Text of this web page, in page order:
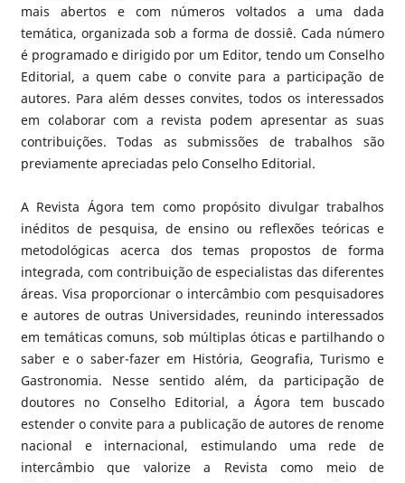
mais abertos e com números voltados a uma dada
temática, organizada sob a forma de dossiê. Cada número
é programado e dirigido por um Editor, tendo um Conselho
Editorial, a quem cabe o convite para a participação de
autores. Para além desses convites, todos os interessados
em colaborar com a revista podem apresentar as suas
contribuições. Todas as submissões de trabalhos são
previamente apreciadas pelo Conselho Editorial.
A Revista Ágora tem como propósito divulgar trabalhos
inéditos de pesquisa, de ensino ou reflexões teóricas e
metodológicas acerca dos temas propostos de forma
integrada, com contribuição de especialistas das diferentes
áreas. Visa proporcionar o intercâmbio com pesquisadores
e autores de outras Universidades, reunindo interessados
em temáticas comuns, sob múltiplas óticas e partilhando o
saber e o saber-fazer em História, Geografia, Turismo e
Gastronomia. Nesse sentido além, da participação de
doutores no Conselho Editorial, a Ágora tem buscado
estender o convite para a publicação de autores de renome
nacional e internacional, estimulando uma rede de
intercâmbio que valorize a Revista como meio de